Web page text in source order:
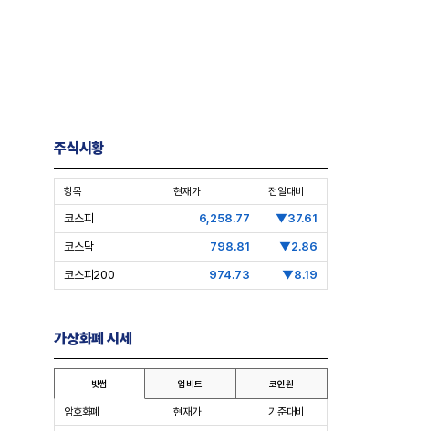
[심층분석] 포스코, 트리플 코어 투자
16조7천억원 투자 재원 마련 전략
[Epic Why] 한화, KAI 지분 왜 사들
일까
주식시황
항목 현재가 전일대비
코스피 6,258.77 ▼37.61
코스닥 798.81 ▼2.86
코스피200 974.73 ▼8.19
가상화폐 시세
빗썸 업비트 코인원
암호화폐 현재가 기준대비